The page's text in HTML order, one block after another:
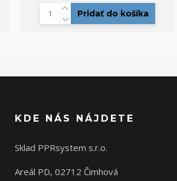
Pridať do košíka
KDE NÁS NÁJDETE
Sklad PPRsystem s.r.o.
Areál PD, 02712 Čimhová